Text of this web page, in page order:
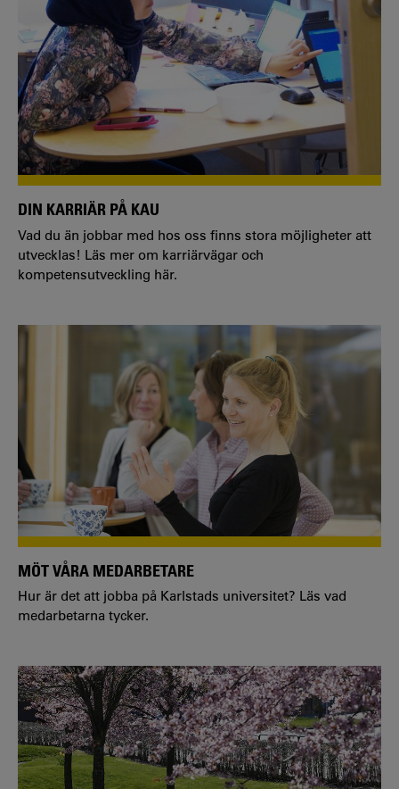
DIN KARRIÄR PÅ KAU
Vad du än jobbar med hos oss finns stora möjligheter att
utvecklas! Läs mer om karriärvägar och
kompetensutveckling här.
MÖT VÅRA MEDARBETARE
Hur är det att jobba på Karlstads universitet? Läs vad
medarbetarna tycker.